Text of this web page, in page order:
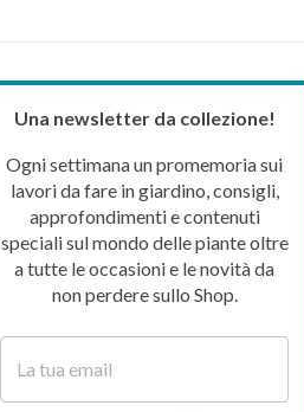
Una newsletter da collezione!
Ogni settimana un promemoria sui
lavori da fare in giardino, consigli,
approfondimenti e contenuti
speciali sul mondo delle piante oltre
a tutte le occasioni e le novità da
non perdere sullo Shop.